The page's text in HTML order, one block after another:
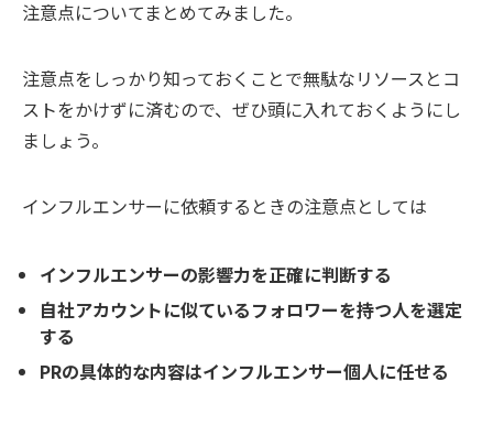
注意点についてまとめてみました。
注意点をしっかり知っておくことで無駄なリソースとコ
ストをかけずに済むので、ぜひ頭に入れておくようにし
ましょう。
インフルエンサーに依頼するときの注意点としては
インフルエンサーの影響力を正確に判断する
自社アカウントに似ているフォロワーを持つ人を選定
する
PRの具体的な内容はインフルエンサー個人に任せる